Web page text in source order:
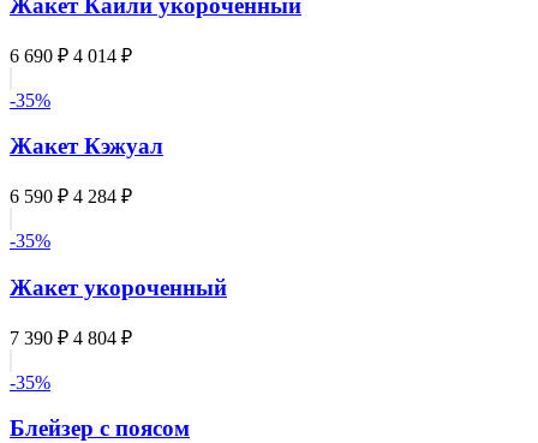
Жакет Кайли укороченный
6 690 ₽ 4 014 ₽
-35%
Жакет Кэжуал
6 590 ₽ 4 284 ₽
-35%
Жакет укороченный
7 390 ₽ 4 804 ₽
-35%
Блейзер с поясом